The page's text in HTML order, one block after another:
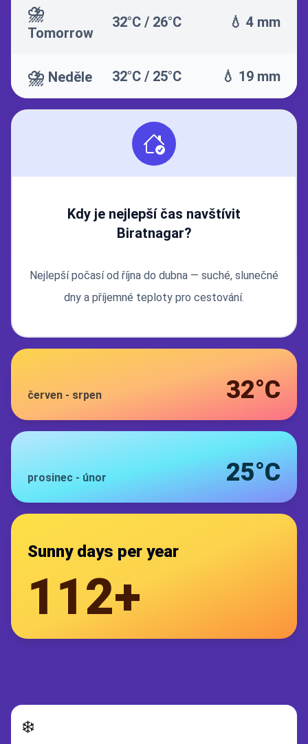
⛈️
Tomorrow
32°C / 26°C 💧 4 mm
⛈️ Neděle 32°C / 25°C 💧 19 mm
Kdy je nejlepší čas navštívit
Biratnagar?
Nejlepší počasí od října do dubna — suché, slunečné
dny a příjemné teploty pro cestování.
červen - srpen 32°C
prosinec - únor 25°C
Sunny days per year
112+
❄️